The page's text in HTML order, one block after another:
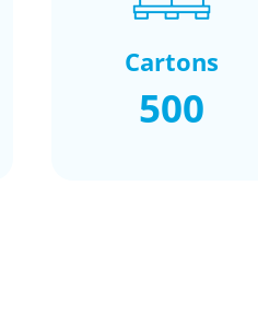
Cartons
500